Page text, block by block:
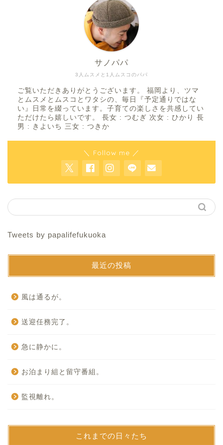
3人ムスメと1人ムスコのパパ
サノパパ
ご覧いただきありがとうございます。 福岡より、ツマ
とムスメとムスコとワタシの、毎日『予定通りではな
い』日常を綴っています。子育ての楽しさを共感してい
ただけたら嬉しいです。 長女 : つむぎ 次女 : ひかり 長
男 : きよいち 三女 : つきか
＼ Follow me ／
Tweets by papalifefukuoka
最近の投稿
風は通るが。
送迎任務完了。
急に静かに。
お泊まり組と留守番組。
監視離れ。
これまでの日々たち